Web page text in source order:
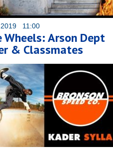
2019 11:00
Arson Dept
& Classmates